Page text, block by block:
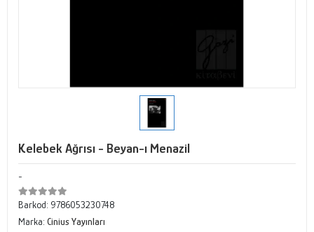
Kelebek Ağrısı - Beyan-ı Menazil
-
Barkod: 9786053230748
Marka: Cinius Yayınları